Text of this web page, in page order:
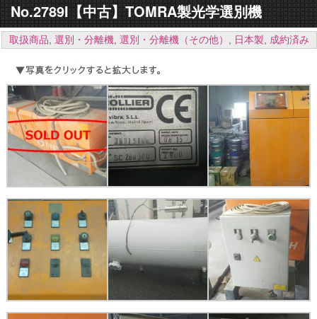
No.2789I【中古】TOMRA製光学選別機
取扱商品, 選別・分離機, 選別・分離機（その他） , 日本製, 成約済み